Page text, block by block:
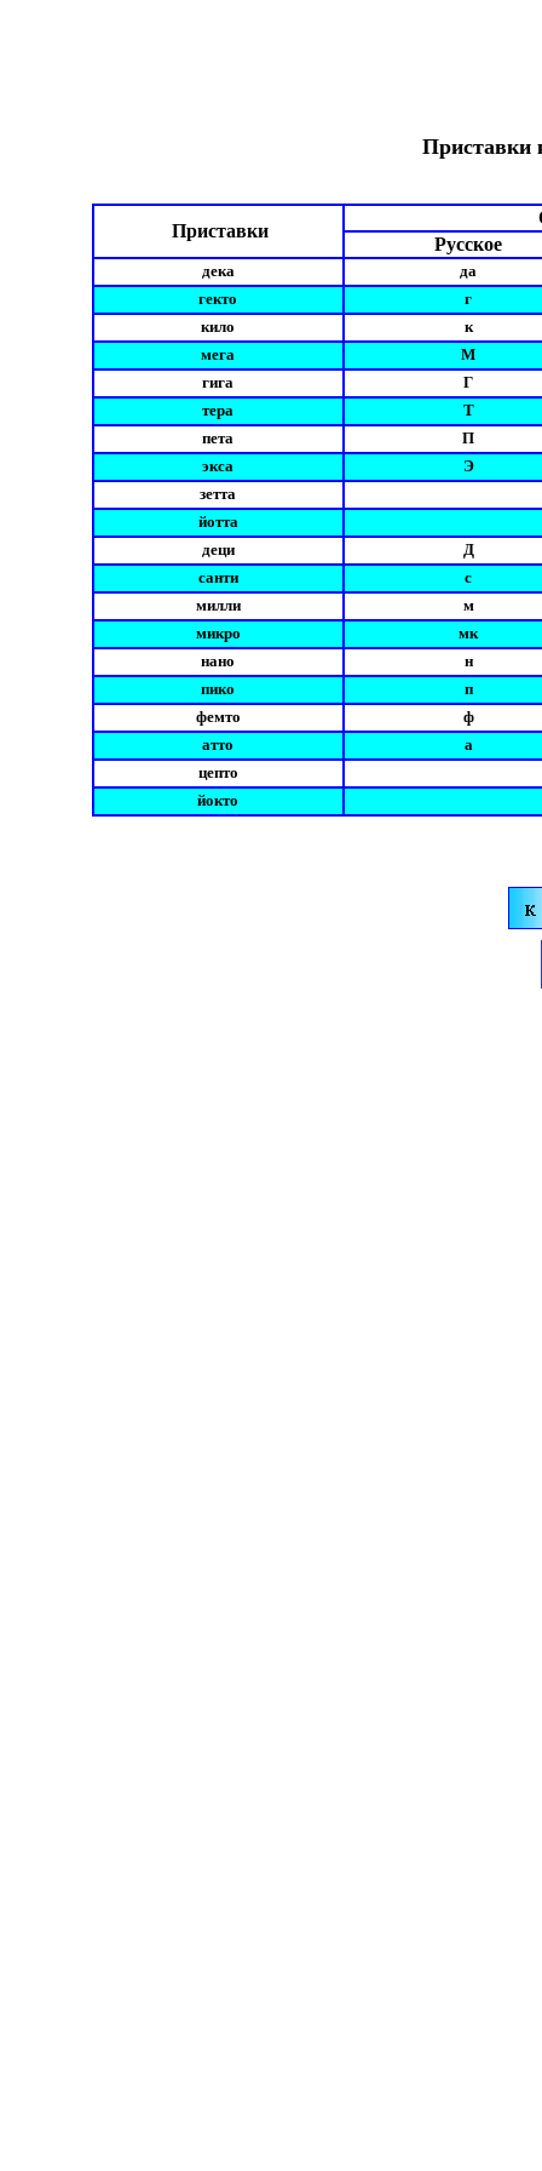
Приставки
Приставки
Русское
дека
да
гекто
г
кило
к
мега
М
гига
Г
тера
Т
пета
П
экса
Э
зетта
йoттa
деци
Д
санти
с
милли
м
микро
мк
нано
н
пико
п
фемто
ф
атто
а
цепто
йoкто